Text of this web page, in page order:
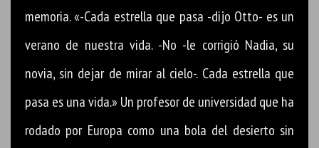
memoria. «-Cada estrella que pasa -dijo Otto- es un
verano de nuestra vida. -No -le corrigió Nadia, su
novia, sin dejar de mirar al cielo-. Cada estrella que
pasa es una vida.» Un profesor de universidad que ha
rodado por Europa como una bola del desierto sin